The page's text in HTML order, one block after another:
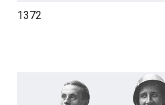
1372